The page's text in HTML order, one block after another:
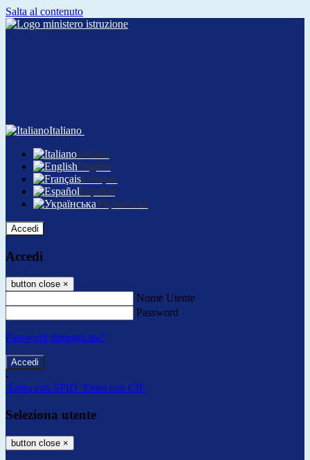
Salta al contenuto
Italiano
Italiano
English
Français
Español
Українська
Accedi
Accedi
button close ×
Nome Utente
Password
Password dimenticata?
-
Entra con SPID Entra con CIE
Seleziona utente
button close ×